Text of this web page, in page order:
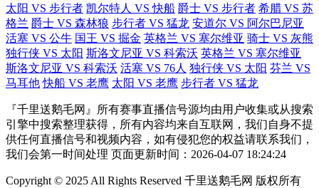
太阳 VS 步行者 凯尔特人 VS 快船 爵士 VS 步行者 希腊 VS 苏
格兰 爵士 VS 森林狼 步行者 VS 猛龙 安道尔 VS 阿尔巴尼亚
活塞 VS 公牛 国王 VS 掘金 英格兰 VS 塞尔维亚 骑士 VS 灰熊
独行侠 VS 太阳 斯洛文尼亚 VS 科索沃 英格兰 VS 塞尔维亚
斯洛文尼亚 VS 科索沃 活塞 VS 76人 独行侠 VS 太阳 芬兰 VS
马耳他 快船 VS 老鹰 太阳 VS 老鹰 步行者 VS 猛龙
『千里送鹅毛网』所有赛事直播信号源均由用户收集或从搜索
引擎中搜索整理获得，所有内容均来自互联网，我们自身不提
供任何直播信号和视频内容，如有侵犯您的权益请联系我们，
我们会第一时间处理 页面更新时间：2026-04-07 18:24:24
Copyright © 2025 All Rights Reserved 千里送鹅毛网 版权所有